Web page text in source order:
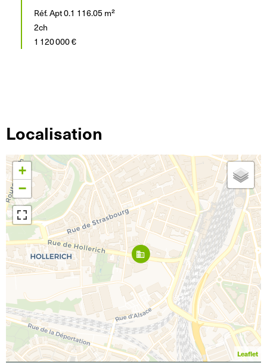
Réf. Apt 0.1
2ch
116.05 m²
1 120 000 €
Localisation
+
−
Leaflet